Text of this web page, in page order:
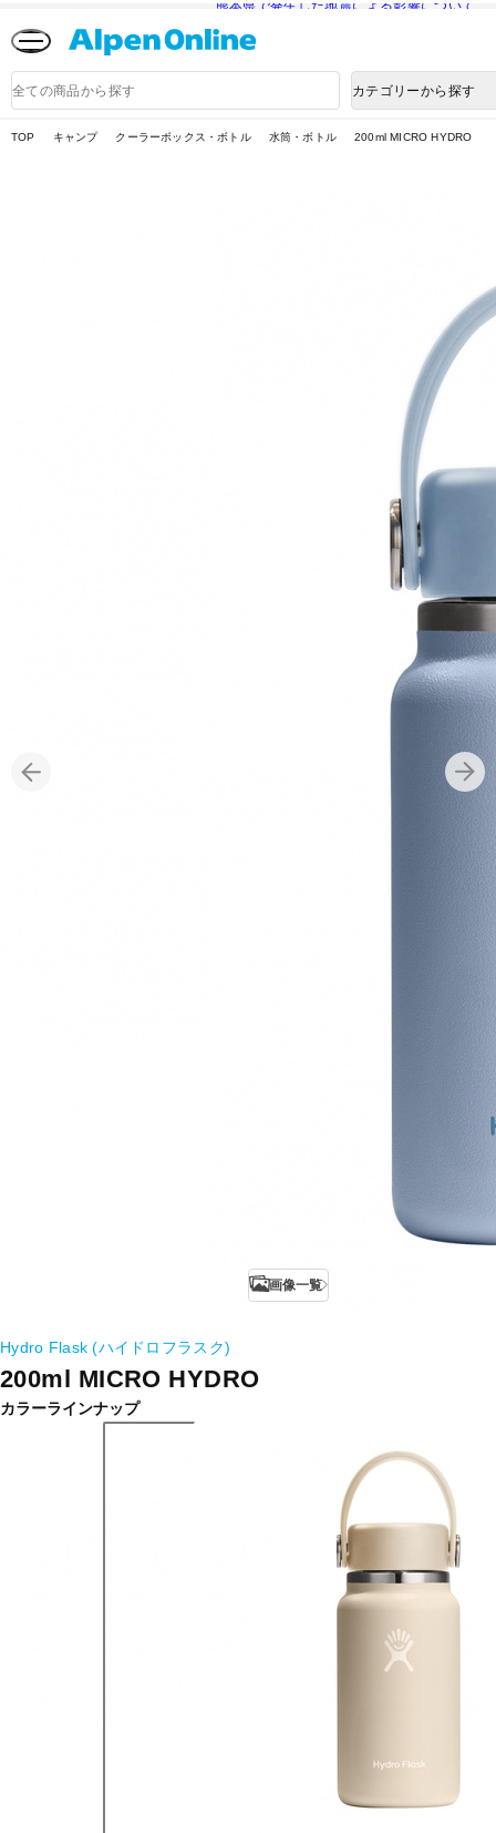
熊本県で発生した地震による影響について
品
検
カテゴリーから探す
TOP キャンプ クーラーボックス・ボトル 水筒・ボトル 200ml MICRO HYDRO
画像一覧
Hydro Flask (ハイドロフラスク)
200ml MICRO HYDRO
カラーラインナップ